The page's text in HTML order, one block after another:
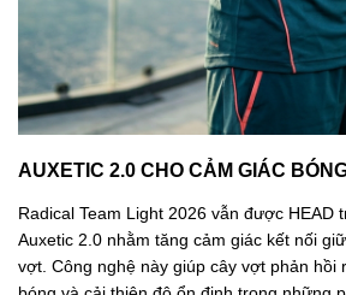
AUXETIC 2.0 CHO CẢM GIÁC
Radical Team Light 2026 vẫn được HEAD
Auxetic 2.0 nhằm tăng cảm giác kết nối
vợt. Công nghệ này giúp cây vợt phản hồi